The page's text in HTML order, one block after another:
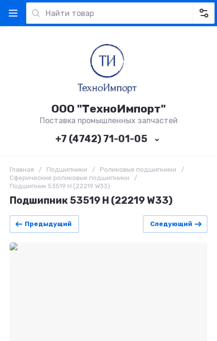
ООО "ТехноИмпорт"
Поставка промышленных запчастей
+7 (4742) 71-01-05
Главная / Подшипники / Роликовые подшипники
/
Сферические роликовые подшипники
/
Подшипник 53519 H (22219 W33)
Подшипник 53519 H (22219 W33)
Предыдущий Следующий